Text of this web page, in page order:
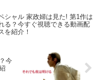
シャル 家政婦は見た! 第1作は
る？今すぐ視聴できる動画配
を紹介！
今